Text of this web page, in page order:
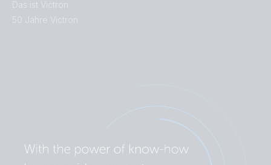
Das ist Victron
50 Jahre Victron